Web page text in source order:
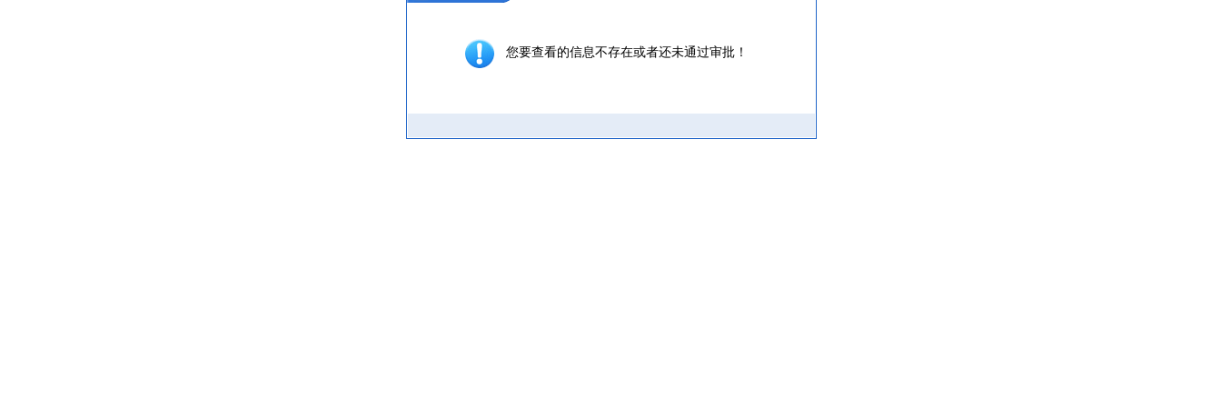
您要查看的信息不存在或者还未通过审批！